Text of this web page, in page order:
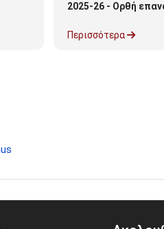
2025-26 - Ορθή
Περισσότερα